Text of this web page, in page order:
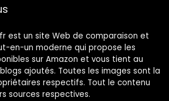
est un site Web de comparaison et
en-un moderne qui propose les
sur Amazon et vous tient au
ajoutés. Toutes les images sont la
respectifs. Tout le contenu
sources respectives.